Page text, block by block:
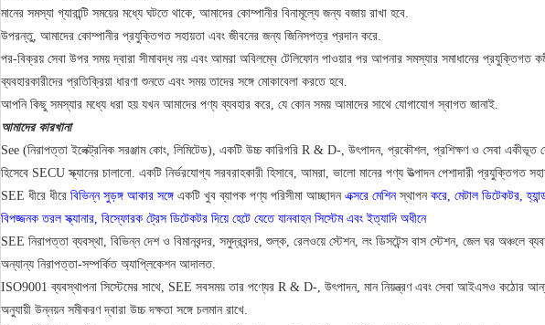
মানের সমস্যা গ্যারান্টি সময়ের মধ্যে ঘটতে থাকে, আমাদের কোম্পানীর বিনামূল্যে জন্য বজায় রাখা হবে.
উপরন্তু, আমাদের কোম্পানীর প্রযুক্তিগত সহায়তা এবং জীবনের জন্য জিনিসপত্র প্রদান করে.
পর-বিক্রয় সেবা উপর সময় দ্বারা সীমাবদ্ধ নয় এবং আমরা অবিলম্বে টেলিফোন পাওয়ার পর আপনার সমস্যার সমাধানের প্রযুক্তিগত
ব্যবহারকারীদের প্রতিক্রিয়া ধারণা শুনতে এবং সময় তাদের সঙ্গে মোকাবেলা করতে হবে.
আপনি কিছু সমস্যার মধ্যে ধরা হয় যখন আমাদের পণ্য ব্যবহার করে, যে কোন সময় আমাদের সাথে যোগাযোগ স্বাগত জানাই.
আমাদের কারখানা
See (নিরাপত্তা ইলেক্ট্রনিক সরঞ্জাম কোং, লিমিটেড), একটি উচ্চ কারিগরি R & D-, উৎপাদন, প্রকৌশল, প্রশিক্ষণ ও সেবা একীভূত
হিসেবে SECU স্ক্যানের চালানো. একটি নির্ভরযোগ্য সরবরাহকারী হিসাবে, আমরা, ভালো মানের পণ্য উত্পাদন পেশাদারী প্রযুক্তিগত
SEE ধীরে ধীরে বিভিন্ন সুড়ঙ্গ আকার সঙ্গে একটি খুব ব্যাপক পণ্য পরিসীমা আচ্ছাদন এক্সরে মেশিনস্থাপন করে, মেটাল ডিটেকটর,
বিপজ্জনক তরল স্ক্যানার, বিস্ফোরক ট্রেস ডিটেকটর দিয়ে হেটে যেতে যানবাহন সিস্টেম এবং ইত্যাদি অধীনে
SEE নিরাপত্তা ব্যবস্থা, বিভিন্ন দেশ ও বিমানবন্দর, সমুদ্রবন্দর, শুল্ক, রেলওয়ে স্টেশন, লং ডিসটেন্স বাস স্টেশন, জেল ঘর অঞ্চলে
অন্যান্য নিরাপত্তা-সম্পর্কিত অ্যাপ্লিকেশন আদালত.
ISO9001 ব্যবস্থাপনা সিস্টেমের সাথে, SEE সবসময় তার পণ্যের R & D-, উৎপাদন, মান নিয়ন্ত্রণ এবং সেবা আইএসও কঠোর
অনুযায়ী উন্নয়ন সমীকরণ দ্বারা উচ্চ দক্ষতা সঙ্গে চলমান রাখে.